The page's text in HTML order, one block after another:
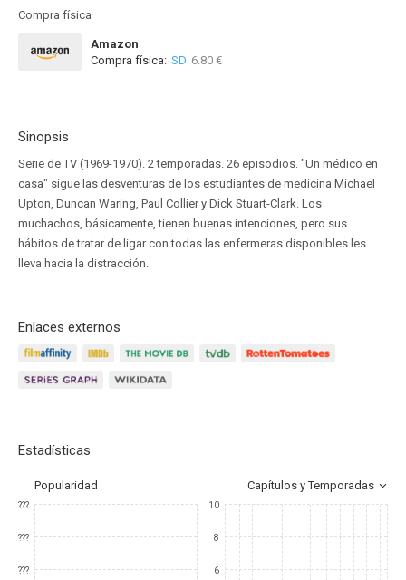
Compra física
Amazon
Compra física: SD 6.80 €
Sinopsis
Serie de TV (1969-1970). 2 temporadas. 26 episodios. "Un médico en
casa" sigue las desventuras de los estudiantes de medicina Michael
Upton, Duncan Waring, Paul Collier y Dick Stuart-Clark. Los
muchachos, básicamente, tienen buenas intenciones, pero sus
hábitos de tratar de ligar con todas las enfermeras disponibles les
lleva hacia la distracción.
Enlaces externos
Estadísticas
Popularidad Capítulos y Temporadas
???
???
???
10
8
6